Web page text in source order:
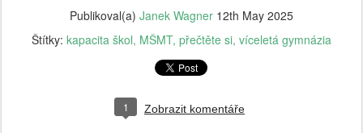
Publikoval(a) Janek Wagner 12th May 2025
Štítky: kapacita škol MŠMT přečtěte si víceletá gymnázia
1 Zobrazit komentáře